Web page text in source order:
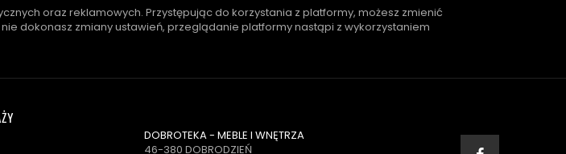
oraz reklamowych. Przystępując do korzystania z platformy, możesz zmienić
dokonasz zmiany ustawień, przeglądanie platformy nastąpi z wykorzystaniem
DOBROTEKA - MEBLE I WNĘTRZA
46-380 DOBRODZIEŃ